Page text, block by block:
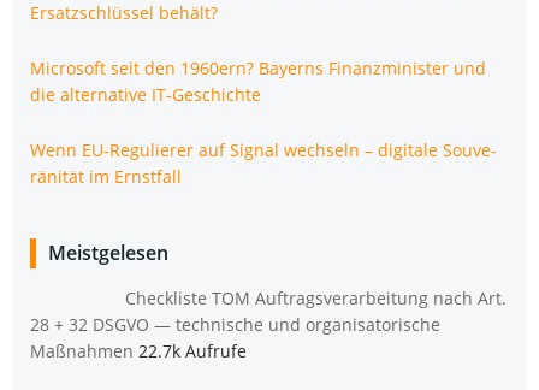
Ersatz­schlüs­sel behält?
Micro­soft seit den 1960ern? Bay­erns Finanz­mi­nis­ter und
die alter­na­ti­ve IT-Geschichte
Wenn EU-Regu­lie­rer auf Signal wech­seln – digi­ta­le Sou­ve­
rä­ni­tät im Ernstfall
Meistgelesen
Check­lis­te TOM Auf­trags­ver­ar­bei­tung nach Art.
28 + 32 DSGVO — tech­ni­sche und orga­ni­sa­to­ri­sche
Maßnahmen 22.7k Aufrufe